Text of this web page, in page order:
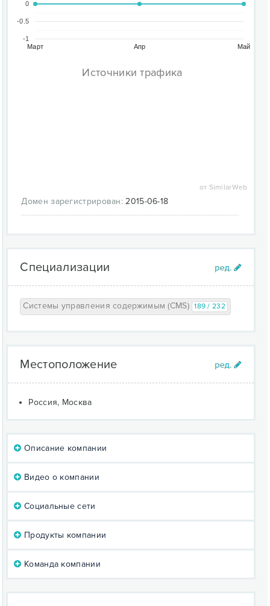
Март Апр Май
-1
-0.5
0
Источники трафика
от SimilarWeb
Домен зарегистрирован: 2015-06-18
Специализации
Системы управления содержимым (CMS) 189 / 232
Местоположение
Россия, Москва
Описание компании
Видео о компании
Социальные сети
Продукты компании
Команда компании